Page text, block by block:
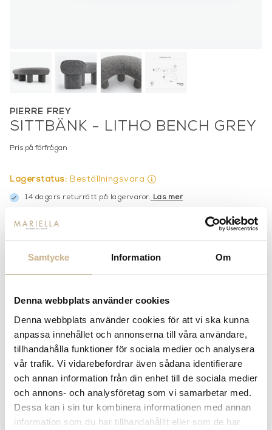
Samtycke Information Om
Denna webbplats använder cookies
Denna webbplats använder cookies för att vi ska kunna
anpassa innehållet och annonserna till våra användare,
tillhandahålla funktioner för sociala medier och analysera
vår trafik. Vi vidarebefordrar även sådana identifierare
och annan information från din enhet till de sociala medier
och annons- och analysföretag som vi samarbetar med.
Dessa kan i sin tur kombinera informationen med annan
information som du har tillhandahållit eller som de har
PIERRE FREY
SITTBÄNK - LITHO BENCH GREY
Pris på förfrågan
Lagerstatus: Beställningsvara
14 dagars returrätt på lagervaror. Läs mer
Få 10% välkomstrabatt
när du registrerar dig för vårt
Fri frakt på mindra varor vid köp över 1000:-
SPECIFIKATIONER